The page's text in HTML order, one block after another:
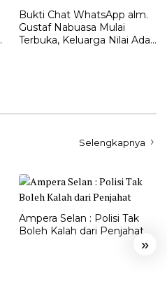
Bukti Chat WhatsApp alm.
Gustaf Nabuasa Mulai
Terbuka, Keluarga Nilai Ada
Selengkapnya
»
Ampera Selan : Polisi Tak
Boleh Kalah dari Penjahat